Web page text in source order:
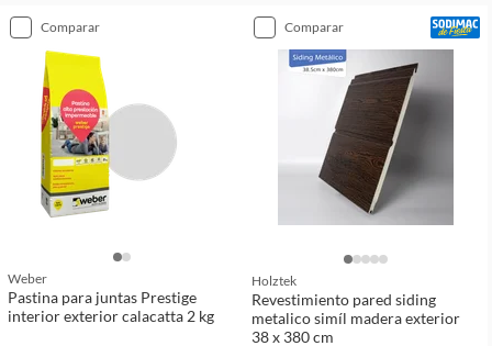
comparar
Weber
Pastina para juntas Prestige
interior exterior calacatta 2 kg
comparar
Holztek
Revestimiento pared siding
metalico simíl madera exterior
38 x 380 cm